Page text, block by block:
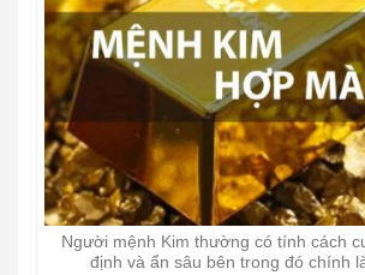
Người mệnh Kim thường có tính cách
định và ẩn sâu bên trong đó chính